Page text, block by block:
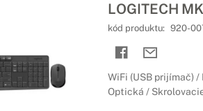
LOGITECH
kód produktu: 920-
WiFi (USB prijímač)
Optická /